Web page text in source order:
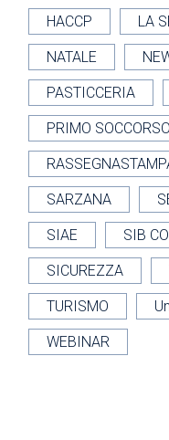
HACCP LA
NATALE
PASTICCERIA
PRIMO SOCCORSO
SARZANA
SIAE SIB
SICUREZZA
TURISMO
WEBINAR